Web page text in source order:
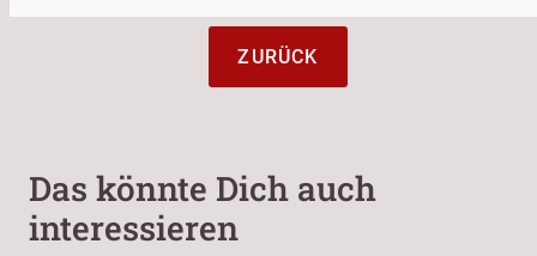
ZURÜCK
Das könnte Dich auch
interessieren